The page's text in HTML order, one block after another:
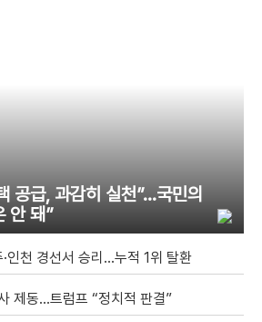
공급, 과감히 실천”…국민의
안 돼”
인천 경선서 승리…누적 1위 탈환
제동…트럼프 “정치적 판결”